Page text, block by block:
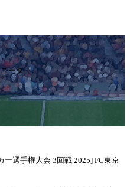
ータ
ー選手権大会 3回戦 2025] FC東京